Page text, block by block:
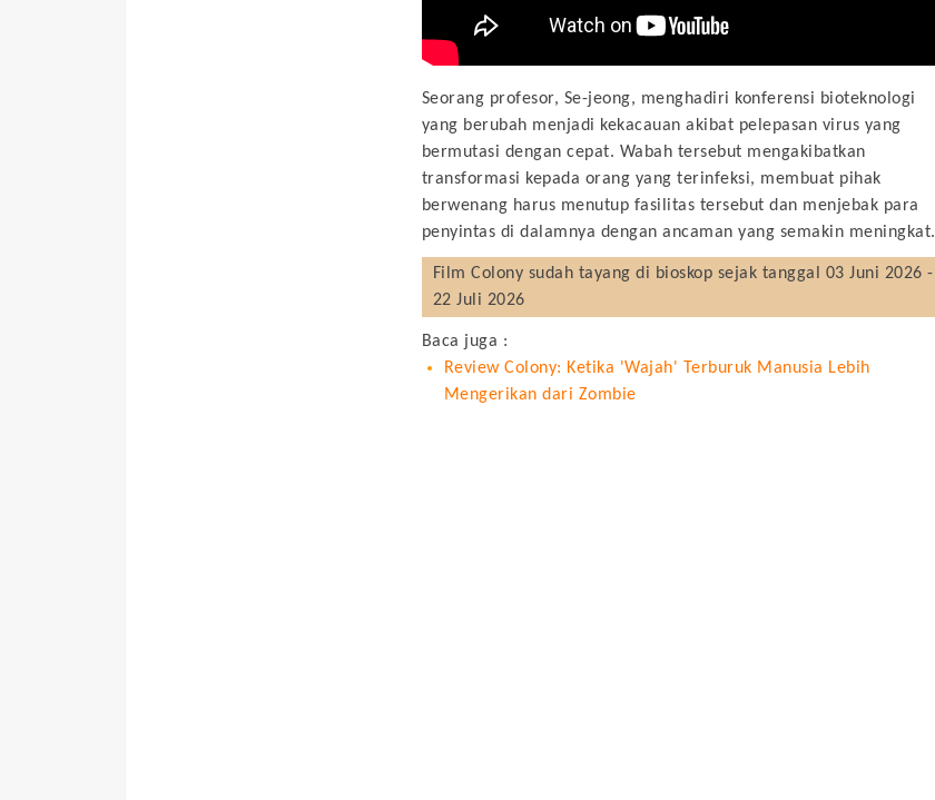
Seorang profesor, Se-jeong, menghadiri konferensi bioteknologi
yang berubah menjadi kekacauan akibat pelepasan virus yang
bermutasi dengan cepat. Wabah tersebut mengakibatkan
transformasi kepada orang yang terinfeksi, membuat pihak
berwenang harus menutup fasilitas tersebut dan menjebak para
penyintas di dalamnya dengan ancaman yang semakin meningkat.
Film Colony sudah tayang di bioskop sejak tanggal 03 Juni 2026 -
22 Juli 2026
Baca juga :
Review Colony: Ketika 'Wajah' Terburuk Manusia Lebih
Mengerikan dari Zombie